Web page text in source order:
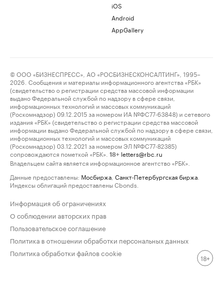
iOS
Android
AppGallery
© ООО «БИЗНЕСПРЕСС», АО «РОСБИЗНЕСКОНСАЛТИНГ», 1995–
2026. Сообщения и материалы информационного агентства «РБК»
(свидетельство о регистрации средства массовой информации
выдано Федеральной службой по надзору в сфере связи,
информационных технологий и массовых коммуникаций
(Роскомнадзор) 09.12.2015 за номером ИА №ФС77-63848) и сетевого
издания «РБК» (свидетельство о регистрации средства массовой
информации выдано Федеральной службой по надзору в сфере связи,
информационных технологий и массовых коммуникаций
(Роскомнадзор) 03.12.2021 за номером ЭЛ №ФС77-82385)
сопровождаются пометкой «РБК».
18+ letters@rbc.ru
Владельцем сайта является информационное агентство «РБК».
Данные предоставлены: Мосбиржа Санкт-Петербургская биржа
Индексы облигаций предоставлены Cbonds.
Информация об ограничениях
О соблюдении авторских прав
Пользовательское соглашение
Политика в отношении обработки персональных данных
Политика обработки файлов cookie
18+